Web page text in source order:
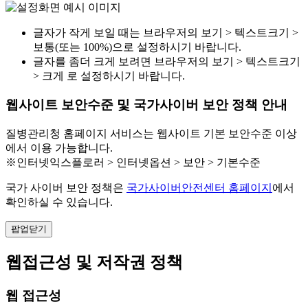
글자가 작게 보일 때는 브라우저의 보기 > 텍스트크기 >
보통(또는 100%)으로 설정하시기 바랍니다.
글자를 좀더 크게 보려면 브라우저의 보기 > 텍스트크기
> 크게 로 설정하시기 바랍니다.
웹사이트 보안수준 및 국가사이버 보안 정책 안내
질병관리청 홈페이지 서비스는 웹사이트 기본 보안수준 이상
에서 이용 가능합니다.
※인터넷익스플로러 > 인터넷옵션 > 보안 > 기본수준
국가 사이버 보안 정책은 국가사이버안전센터 홈페이지 에서
확인하실 수 있습니다.
팝업닫기
웹접근성 및 저작권 정책
웹 접근성